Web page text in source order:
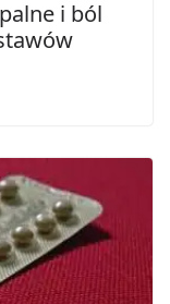
i ból